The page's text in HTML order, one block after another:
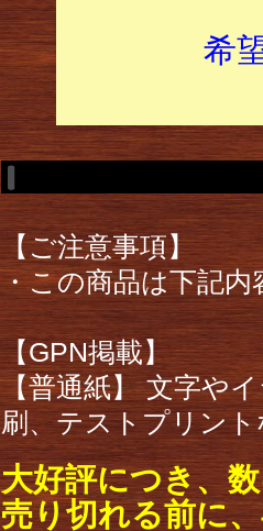
希
【ご注意事項】
・この商品は下記
【GPN掲載】
【普通紙】 文字や
刷、テストプリン
大好評につき、
売り切れる前に